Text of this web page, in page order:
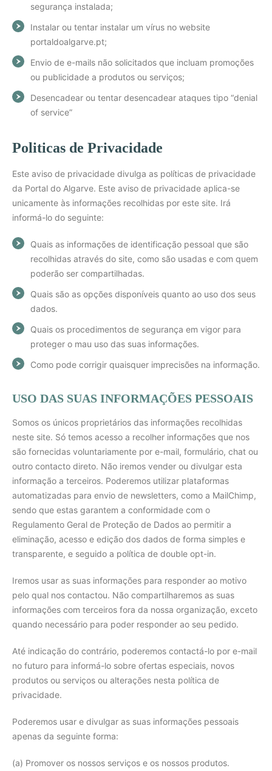
segurança instalada;
Instalar ou tentar instalar um vírus no website
portaldoalgarve.pt;
Envio de e-mails não solicitados que incluam promoções
ou publicidade a produtos ou serviços;
Desencadear ou tentar desencadear ataques tipo “denial
of service”
Politicas de Privacidade
Este aviso de privacidade divulga as políticas de privacidade
da Portal do Algarve. Este aviso de privacidade aplica-se
unicamente às informações recolhidas por este site. Irá
informá-lo do seguinte:
Quais as informações de identificação pessoal que são
recolhidas através do site, como são usadas e com quem
poderão ser compartilhadas.
Quais são as opções disponíveis quanto ao uso dos seus
dados.
Quais os procedimentos de segurança em vigor para
proteger o mau uso das suas informações.
Como pode corrigir quaisquer imprecisões na informação.
USO DAS SUAS INFORMAÇÕES PESSOAIS
Somos os únicos proprietários das informações recolhidas
neste site. Só temos acesso a recolher informações que nos
são fornecidas voluntariamente por e-mail, formulário, chat ou
outro contacto direto. Não iremos vender ou divulgar esta
informação a terceiros. Poderemos utilizar plataformas
automatizadas para envio de newsletters, como a MailChimp,
sendo que estas garantem a conformidade com o
Regulamento Geral de Proteção de Dados ao permitir a
eliminação, acesso e edição dos dados de forma simples e
transparente, e seguido a política de double opt-in.
Iremos usar as suas informações para responder ao motivo
pelo qual nos contactou. Não compartilharemos as suas
informações com terceiros fora da nossa organização, exceto
quando necessário para poder responder ao seu pedido.
Até indicação do contrário, poderemos contactá-lo por e-mail
no futuro para informá-lo sobre ofertas especiais, novos
produtos ou serviços ou alterações nesta política de
privacidade.
Poderemos usar e divulgar as suas informações pessoais
apenas da seguinte forma:
(a) Promover os nossos serviços e os nossos produtos.